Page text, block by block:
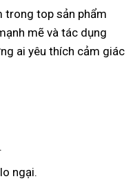
trong top sản phẩm
mẽ và tác dụng
ai yêu thích cảm giác
ngại.